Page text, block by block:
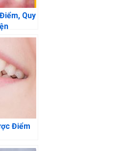
Quy
Điểm